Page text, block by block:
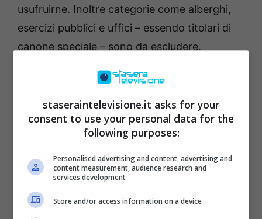
usufruirne. Inoltre categorie come alberghi,
esercizi pubblici e uffici – essendo titolari di
canone speciale – sono da escludere.
C’è, infine, un’ulteriore ‘chicca’ che va
considerata quando si tratta di incentivi
statali: il Bonus decoder a casa che viene
over 70con l’intento, come
accennavamo prima, di aiutare le persone
anziane con redditi medio-bassi. Come
funziona questo sussidio? Vediamolo insieme.
staseraintelevisione.it asks for your
consent to use your personal data for the
following purposes:
Personalised advertising and content, advertising and
content measurement, audience research and
services development
Store and/or access information on a device